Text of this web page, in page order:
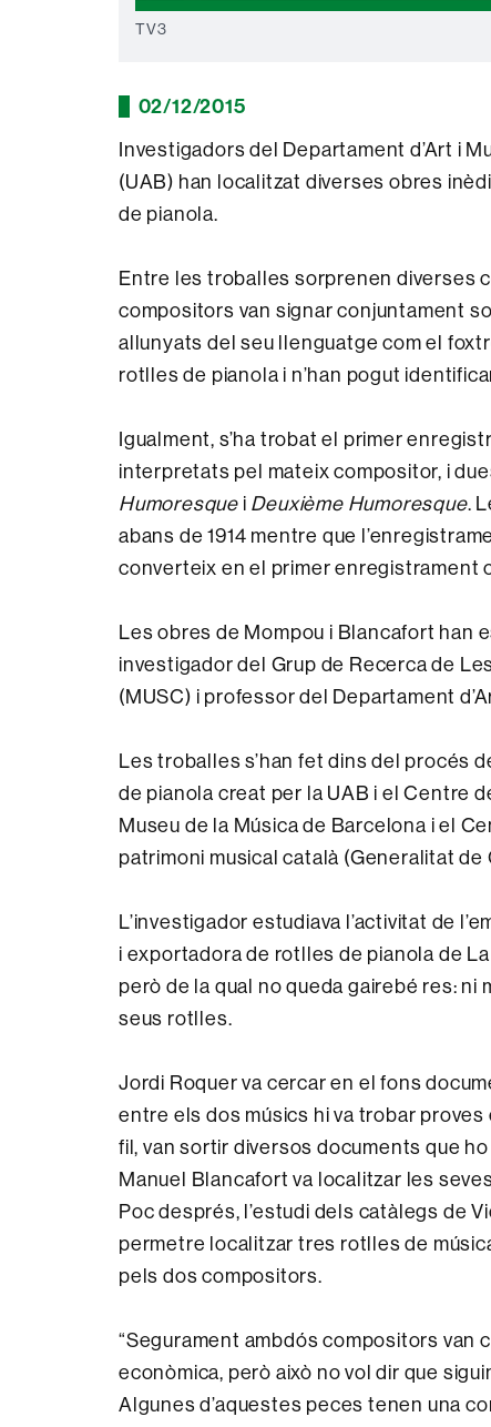
0
seconds
90%
TV3
02/12/2015
Investigadors del Departament d’Art i
(UAB) han localitzat diverses obres
de pianola.
Entre les troballes sorprenen diverses
compositors van signar conjuntament
allunyats del seu llenguatge com el
rotlles de pianola i n’han pogut
Igualment, s’ha trobat el primer
interpretats pel mateix compositor, i
Humoresque i Deuxième Humoresque.
abans de 1914 mentre que
converteix en el primer enregistrament
Les obres de Mompou i Blancafort han
investigador del Grup de Recerca de
(MUSC) i professor del Departament
Les troballes s’han fet dins del procés
de pianola creat per la UAB i el Centre
Museu de la Música de Barcelona i el
patrimoni musical català (Generalitat de
L’investigador estudiava l’activitat de
i exportadora de rotlles de pianola de
però de la qual no queda gairebé res:
seus rotlles.
Jordi Roquer va cercar en el fons
entre els dos músics hi va trobar proves
fil, van sortir diversos documents que
Manuel Blancafort va localitzar les
Poc després, l’estudi dels catàlegs de
permetre localitzar tres rotlles de
pels dos compositors.
“Segurament ambdós compositors van
econòmica, però això no vol dir que
Algunes d’aquestes peces tenen una